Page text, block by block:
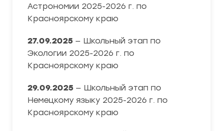
Астрономии 2025-2026 г. по
Красноярскому краю
27.09.2025 — Школьный этап по
Экологии 2025-2026 г. по
Красноярскому краю
29.09.2025 — Школьный этап по
Немецкому языку 2025-2026 г. по
Красноярскому краю